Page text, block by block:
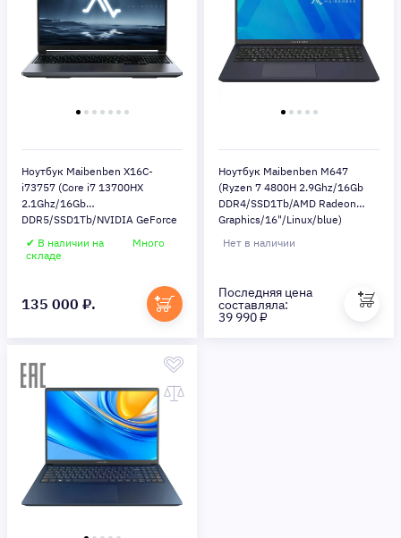
Ноутбук Maibenben X16C-
i73757 (Core i7 13700HX
2.1Ghz/16Gb
DDR5/SSD1Tb/NVIDIA GeForce
Home/gray) (X16C-
✔ В наличии на
складе
Много
135 000 ₽.
Ноутбук Maibenben M647
(Ryzen 7 4800H 2.9Ghz/16Gb
DDR4/SSD1Tb/AMD Radeon
Graphics/16"/Linux/blue)
Нет в наличии
Последняя цена
составляла:
39 990 ₽